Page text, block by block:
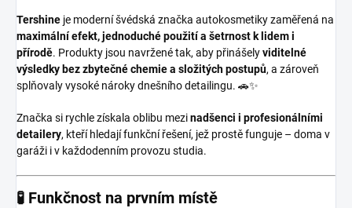
Tershine je moderní švédská značka autokosmetiky zaměřená na
maximální efekt, jednoduché použití a šetrnost k lidem i
přírodě. Produkty jsou navržené tak, aby přinášelyviditelné
výsledky bez zbytečné chemie a složitých postupů, a zároveň
splňovaly vysoké nároky dnešního detailingu. 🚗✨
Značka si rychle získala oblibu mezinadšenci i profesionálními
detailery, kteří hledají funkční řešení, jež prostě funguje – doma v
garáži i v každodenním provozu studia.
🧪 Funkčnost na prvním místě